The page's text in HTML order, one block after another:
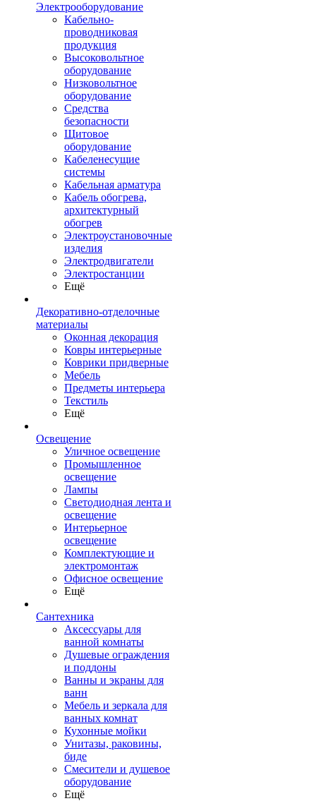
Электрооборудование
Кабельно-
проводниковая
продукция
Высоковольтное
оборудование
Низковольтное
оборудование
Средства
безопасности
Щитовое
оборудование
Кабеленесущие
системы
Кабельная арматура
Кабель обогрева,
архитектурный
обогрев
Электроустановочные
изделия
Электродвигатели
Электростанции
Ещё
Декоративно-отделочные
материалы
Оконная декорация
Ковры интерьерные
Коврики придверные
Мебель
Предметы интерьера
Текстиль
Ещё
Освещение
Уличное освещение
Промышленное
освещение
Лампы
Светодиодная лента и
освещение
Интерьерное
освещение
Комплектующие и
электромонтаж
Офисное освещение
Ещё
Сантехника
Аксессуары для
ванной комнаты
Душевые ограждения
и поддоны
Ванны и экраны для
ванн
Мебель и зеркала для
ванных комнат
Кухонные мойки
Унитазы, раковины,
биде
Смесители и душевое
оборудование
Ещё